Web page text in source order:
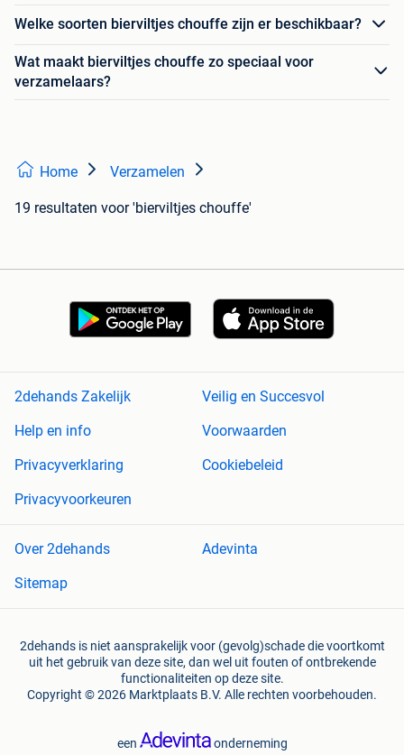
Welke soorten bierviltjes chouffe zijn er beschikbaar?
Wat maakt bierviltjes chouffe zo speciaal voor
verzamelaars?
Home Verzamelen
19 resultaten voor 'bierviltjes chouffe'
2dehands Zakelijk
Veilig en Succesvol
Help en info
Voorwaarden
Privacyverklaring
Cookiebeleid
Privacyvoorkeuren
Over 2dehands
Adevinta
Sitemap
2dehands is niet aansprakelijk voor (gevolg)schade die voortkomt
uit het gebruik van deze site, dan wel uit fouten of ontbrekende
functionaliteiten op deze site.
Copyright © 2026 Marktplaats B.V. Alle rechten voorbehouden.
een onderneming